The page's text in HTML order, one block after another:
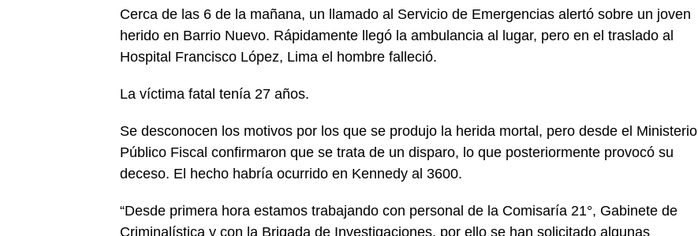
Cerca de las 6 de la mañana, un llamado al Servicio de Emergencias alertó sobre un joven
herido en Barrio Nuevo. Rápidamente llegó la ambulancia al lugar, pero en el traslado al
Hospital Francisco López, Lima el hombre falleció.
La víctima fatal tenía 27 años.
Se desconocen los motivos por los que se produjo la herida mortal, pero desde el Ministerio
Público Fiscal confirmaron que se trata de un disparo, lo que posteriormente provocó su
deceso. El hecho habría ocurrido en Kennedy al 3600.
“Desde primera hora estamos trabajando con personal de la Comisaría 21°, Gabinete de
Criminalística y con la Brigada de Investigaciones, por ello se han solicitado algunas